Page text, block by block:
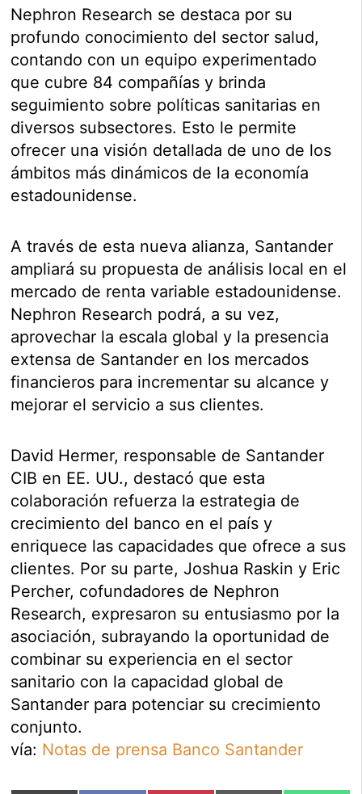
Nephron Research se destaca por su
profundo conocimiento del sector salud,
contando con un equipo experimentado
que cubre 84 compañías y brinda
seguimiento sobre políticas sanitarias en
diversos subsectores. Esto le permite
ofrecer una visión detallada de uno de los
ámbitos más dinámicos de la economía
estadounidense.
A través de esta nueva alianza, Santander
ampliará su propuesta de análisis local en el
mercado de renta variable estadounidense.
Nephron Research podrá, a su vez,
aprovechar la escala global y la presencia
extensa de Santander en los mercados
financieros para incrementar su alcance y
mejorar el servicio a sus clientes.
David Hermer, responsable de Santander
CIB en EE. UU., destacó que esta
colaboración refuerza la estrategia de
crecimiento del banco en el país y
enriquece las capacidades que ofrece a sus
clientes. Por su parte, Joshua Raskin y Eric
Percher, cofundadores de Nephron
Research, expresaron su entusiasmo por la
asociación, subrayando la oportunidad de
combinar su experiencia en el sector
sanitario con la capacidad global de
Santander para potenciar su crecimiento
conjunto.
vía: Notas de prensa Banco Santander